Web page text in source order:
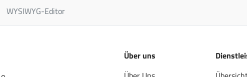
WYSIWYG-Editor
Über uns